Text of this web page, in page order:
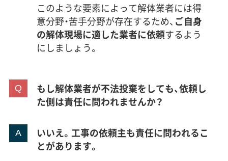
このような要素によって解体業者には得
意分野・苦手分野が存在するため、 ご自身
の解体現場に適した業者に依頼するよう
にしましょう。
もし解体業者が不法投棄をしても、依頼し
た側は責任に問われませんか？
いいえ。工事の依頼主も責任に問われるこ
とがあります。